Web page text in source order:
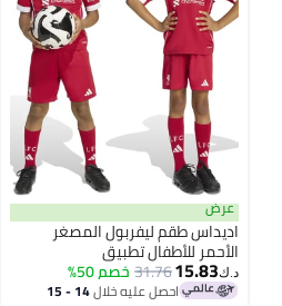
عرض
اديداس طقم ليفربول المصغر
الأحمر للأطفال تطبيق
د.ك‏15.83
31.76خصم 50%
احصل عليه خلال 14 - 15